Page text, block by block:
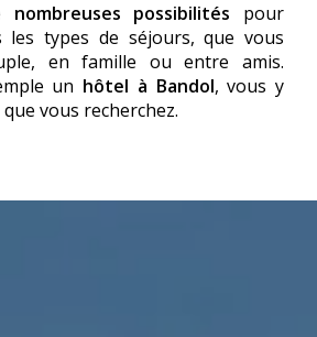
nombreuses possibilités pour
types de séjours, que vous
en famille ou entre amis.
un hôtel à Bandol, vous y
vous recherchez.